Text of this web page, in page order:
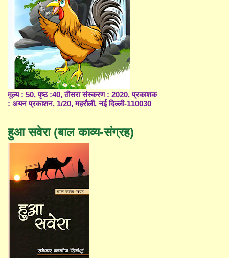
मूल्य : 50, पृष्ठ :40, तीसरा संस्करण : 2020, प्रकाशक
: अयन प्रकाशन, 1/20, महरौली, नई दिल्ली-110030
हुआ सवेरा (बाल काव्य-संग्रह)